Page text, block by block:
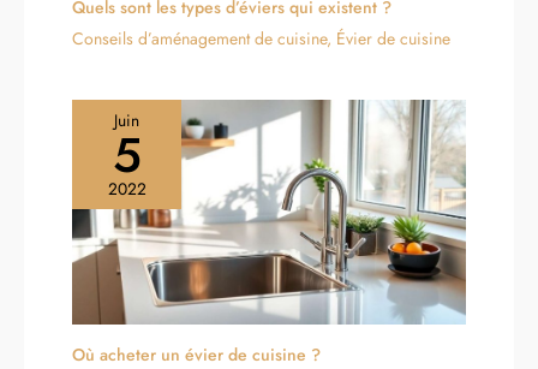
Quels sont les types d’éviers qui existent ?
Conseils d’aménagement de cuisine, Évier de cuisine
Juin
5
2022
Où acheter un évier de cuisine ?